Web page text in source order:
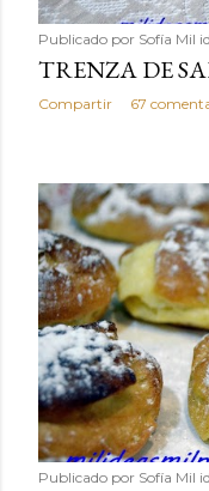
Publicado por Sofía Mil
TRENZA DE
Compartir 67
Publicado por Sofía Mil